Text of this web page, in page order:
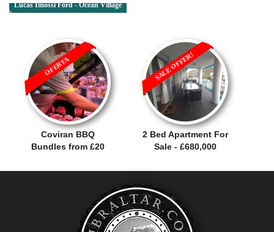
Lucas Imossi Ford - Ocean Village
Coviran BBQ
Bundles from £20
OFERTA
2 Bed Apartment For
Sale - £680,000
SALE OFFER!